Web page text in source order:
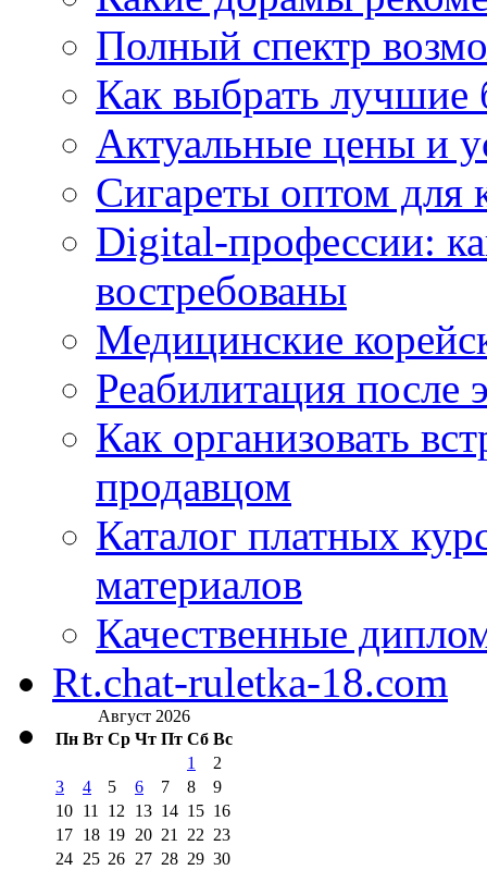
Полный спектр
Как выбрать
Актуальные цены и
Сигареты оптом для
Digital-профессии:
востребованы
Медицинские
Реабилитация после
Как организовать
продавцом
Каталог платных
материалов
Качественные
Rt.chat-ruletka-18.com
Август 2026
Пн Вт Ср Чт Пт Сб Вс
1
2
3
4 5 6 7 8
9
10 11 12 13 14 15 16
17 18 19 20 21 22 23
24 25 26 27 28 29 30